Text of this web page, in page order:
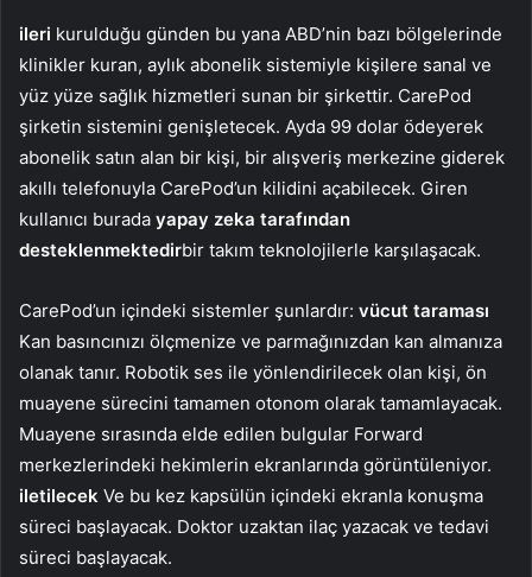
ileri kurulduğu günden bu yana ABD’nin bazı bölgelerinde
klinikler kuran, aylık abonelik sistemiyle kişilere sanal ve
yüz yüze sağlık hizmetleri sunan bir şirkettir. CarePod
şirketin sistemini genişletecek. Ayda 99 dolar ödeyerek
abonelik satın alan bir kişi, bir alışveriş merkezine giderek
akıllı telefonuyla CarePod’un kilidini açabilecek. Giren
kullanıcı burada yapay zeka tarafından
desteklenmektedirbir takım teknolojilerle karşılaşacak.
CarePod’un içindeki sistemler şunlardır: vücut taraması
Kan basıncınızı ölçmenize ve parmağınızdan kan almanıza
olanak tanır. Robotik ses ile yönlendirilecek olan kişi, ön
muayene sürecini tamamen otonom olarak tamamlayacak.
Muayene sırasında elde edilen bulgular Forward
merkezlerindeki hekimlerin ekranlarında görüntüleniyor.
iletilecek Ve bu kez kapsülün içindeki ekranla konuşma
süreci başlayacak. Doktor uzaktan ilaç yazacak ve tedavi
süreci başlayacak.